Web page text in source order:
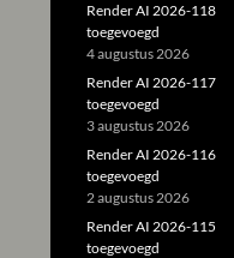
Render AI 2026-118
toegevoegd
4 augustus 2026
Render AI 2026-117
toegevoegd
3 augustus 2026
Render AI 2026-116
toegevoegd
2 augustus 2026
Render AI 2026-115
toegevoegd